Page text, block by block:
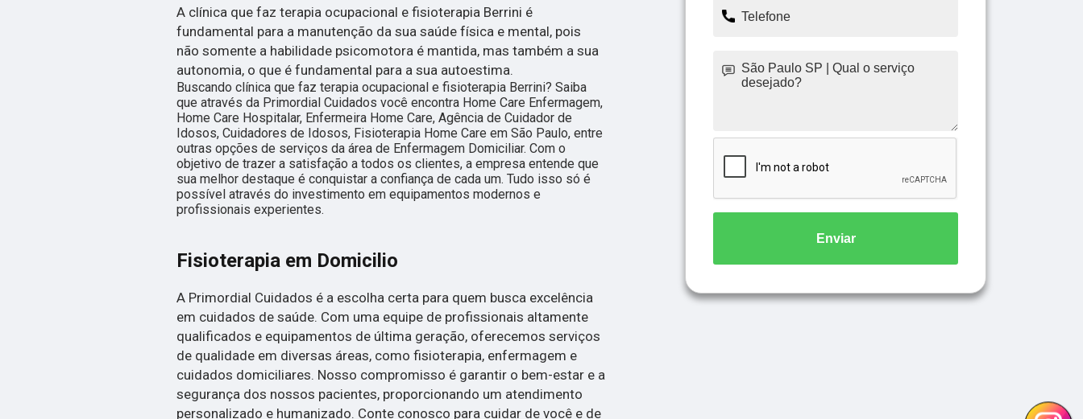
A clínica que faz terapia ocupacional e fisioterapia Berrini é
fundamental para a manutenção da sua saúde física e mental, pois
não somente a habilidade psicomotora é mantida, mas também a sua
autonomia, o que é fundamental para a sua autoestima.
Buscando clínica que faz terapia ocupacional e fisioterapia Berrini? Saiba
que através da Primordial Cuidados você encontra Home Care Enfermagem,
Home Care Hospitalar, Enfermeira Home Care, Agência de Cuidador de
Idosos, Cuidadores de Idosos, Fisioterapia Home Care em São Paulo, entre
outras opções de serviços da área de Enfermagem Domiciliar. Com o
objetivo de trazer a satisfação a todos os clientes, a empresa entende que
sua melhor destaque é conquistar a confiança de cada um. Tudo isso só é
possível através do investimento em equipamentos modernos e
profissionais experientes.
Fisioterapia em Domicilio
A Primordial Cuidados é a escolha certa para quem busca excelência
em cuidados de saúde. Com uma equipe de profissionais altamente
qualificados e equipamentos de última geração, oferecemos serviços
de qualidade em diversas áreas, como fisioterapia, enfermagem e
cuidados domiciliares. Nosso compromisso é garantir o bem-estar e a
segurança dos nossos pacientes, proporcionando um atendimento
personalizado e humanizado. Conte conosco para cuidar de você e de
Enviar